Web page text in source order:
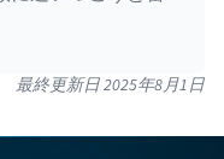
最終更新日2025年8月1日